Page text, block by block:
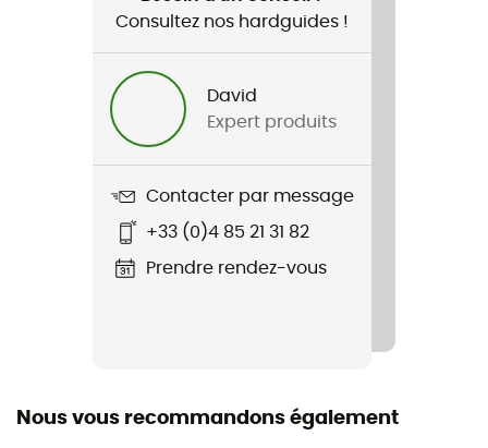
Nom du produit
Taiss SO Pants
Technologies utilisées
Imperméabilité
Label
Consultez nos hardguides !
David
Expert produits
Contacter par message
+33 (0)4 85 21 31 82
Prendre rendez-vous
Nous vous recommandons également